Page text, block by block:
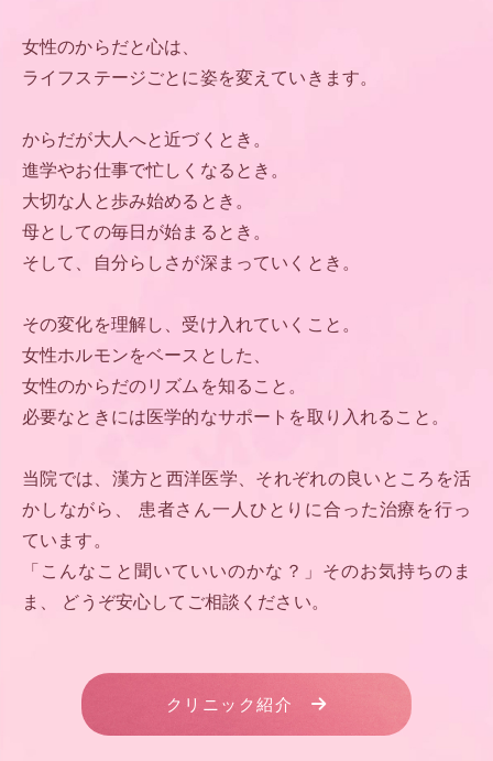
女性のからだと心は、
ライフステージごとに姿を変えていきます。
からだが大人へと近づくとき。
進学やお仕事で忙しくなるとき。
大切な人と歩み始めるとき。
母としての毎日が始まるとき。
そして、自分らしさが深まっていくとき。
その変化を理解し、受け入れていくこと。
女性ホルモンをベースとした、
女性のからだのリズムを知ること。
必要なときには医学的なサポートを取り入れること。
当院では、漢方と西洋医学、それぞれの良いところを活
かしながら、
患者さん一人ひとりに合った治療を行っ
ています。
「こんなこと聞いていいのかな？」そのお気持ちのま
ま、
どうぞ安心してご相談ください。
クリニック紹介